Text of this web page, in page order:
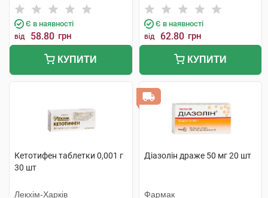
Є в наявності
від 58.80 грн
КУПИТИ
Є в наявності
від 62.80 грн
КУПИТИ
Кетотифен таблетки 0,001 г
30 шт
Лекхім-Харків
Діазолін драже 50 мг 20 шт
Фармак